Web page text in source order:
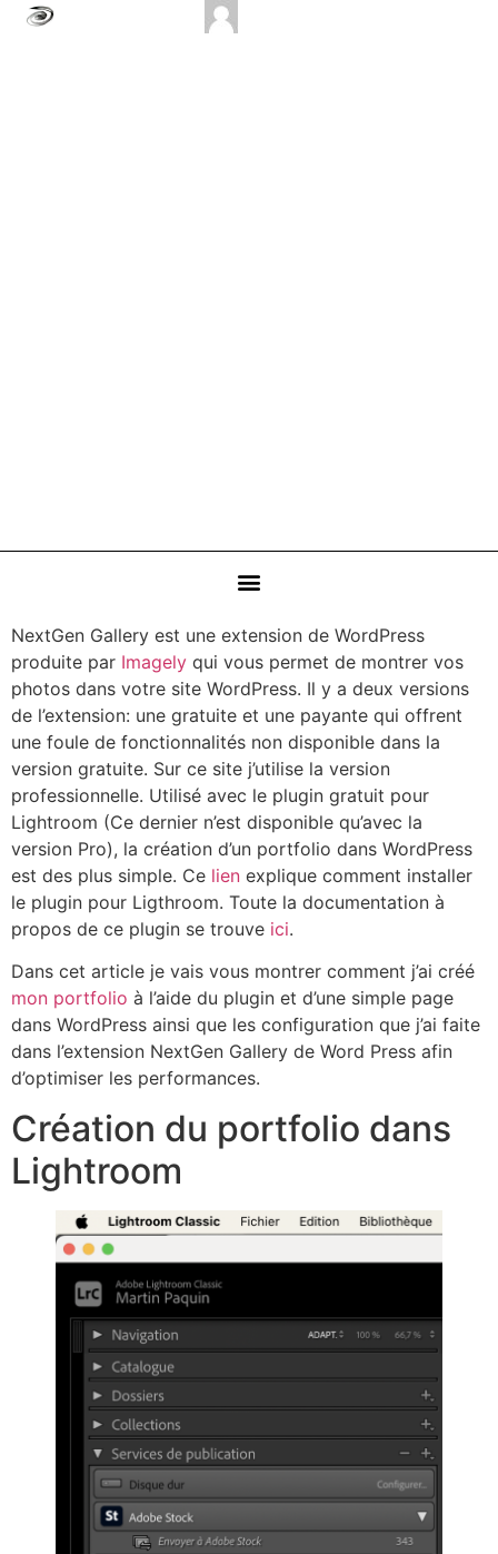
NextGen Gallery est une extension de WordPress
produite par Imagely qui vous permet de montrer vos
photos dans votre site WordPress. Il y a deux versions
de l’extension: une gratuite et une payante qui offrent
une foule de fonctionnalités non disponible dans la
version gratuite. Sur ce site j’utilise la version
professionnelle. Utilisé avec le plugin gratuit pour
Lightroom (Ce dernier n’est disponible qu’avec la
version Pro), la création d’un portfolio dans WordPress
est des plus simple. Ce lien explique comment installer
le plugin pour Ligthroom. Toute la documentation à
propos de ce plugin se trouve ici.
Dans cet article je vais vous montrer comment j’ai créé
mon portfolio à l’aide du plugin et d’une simple page
dans WordPress ainsi que les configuration que j’ai faite
dans l’extension NextGen Gallery de Word Press afin
d’optimiser les performances.
Création du portfolio dans
Lightroom